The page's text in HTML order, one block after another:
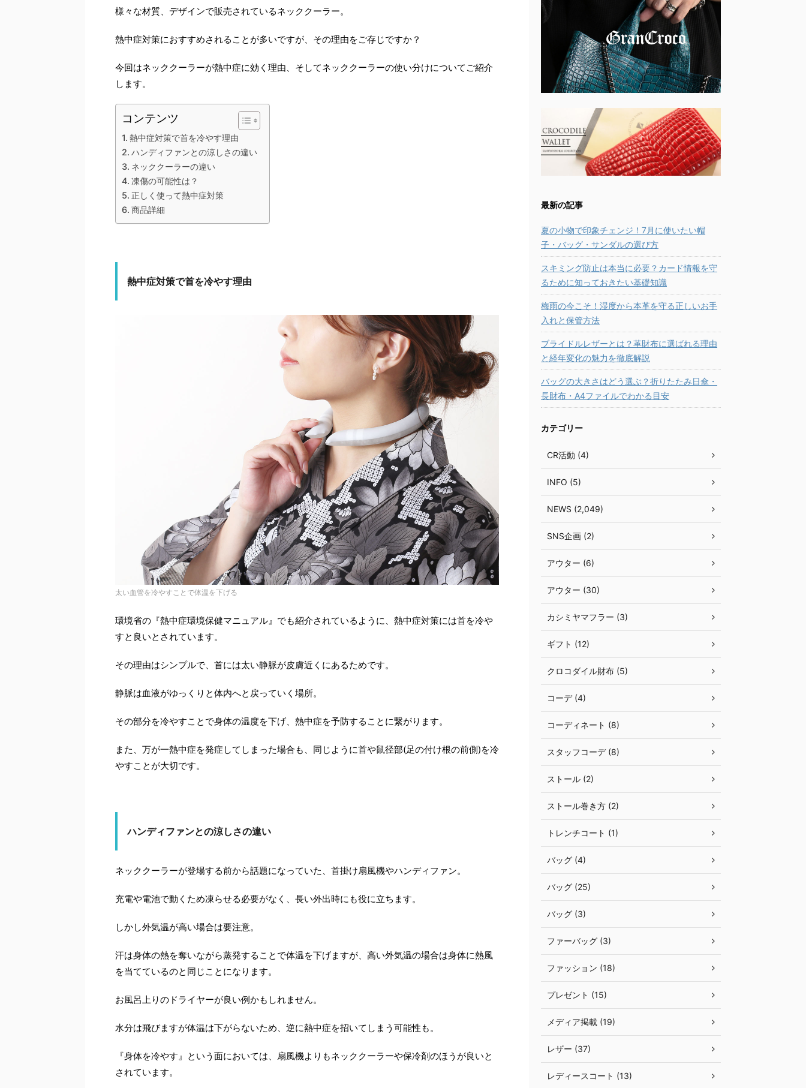
様々な材質、デザインで販売されているネッククーラー。
熱中症対策におすすめされることが多いですが、その理由をご存じですか？
今回はネッククーラーが熱中症に効く理由、そしてネッククーラーの使い分けについてご紹介
します。
コンテンツ
熱中症対策で首を冷やす理由
ハンディファンとの涼しさの違い
ネッククーラーの違い
凍傷の可能性は？
正しく使って熱中症対策
商品詳細
熱中症対策で首を冷やす理由
太い血管を冷やすことで体温を下げる
環境省の『熱中症環境保健マニュアル』でも紹介されているように、熱中症対策には首を冷や
すと良いとされています。
その理由はシンプルで、首には太い静脈が皮膚近くにあるためです。
静脈は血液がゆっくりと体内へと戻っていく場所。
その部分を冷やすことで身体の温度を下げ、熱中症を予防することに繋がります。
また、万が一熱中症を発症してしまった場合も、同じように首や鼠径部(足の付け根の前側)を冷
やすことが大切です。
ハンディファンとの涼しさの違い
ネッククーラーが登場する前から話題になっていた、首掛け扇風機やハンディファン。
充電や電池で動くため凍らせる必要がなく、長い外出時にも役に立ちます。
しかし外気温が高い場合は要注意。
汗は身体の熱を奪いながら蒸発することで体温を下げますが、高い外気温の場合は身体に熱風
を当てているのと同じことになります。
お風呂上りのドライヤーが良い例かもしれません。
水分は飛びますが体温は下がらないため、逆に熱中症を招いてしまう可能性も。
『身体を冷やす』という面においては、扇風機よりもネッククーラーや保冷剤のほうが良いと
されています。
最新の記事
夏の小物で印象チェンジ！7月に使いたい帽
子・バッグ・サンダルの選び方
スキミング防止は本当に必要？カード情報を守
るために知っておきたい基礎知識
梅雨の今こそ！湿度から本革を守る正しいお手
入れと保管方法
ブライドルレザーとは？革財布に選ばれる理由
と経年変化の魅力を徹底解説
バッグの大きさはどう選ぶ？折りたたみ日傘・
長財布・A4ファイルでわかる目安
カテゴリー
CR活動 (4)
INFO (5)
NEWS (2,049)
SNS企画 (2)
アウター (6)
アウター (30)
カシミヤマフラー (3)
ギフト (12)
クロコダイル財布 (5)
コーデ (4)
コーディネート (8)
スタッフコーデ (8)
ストール (2)
ストール巻き方 (2)
トレンチコート (1)
バッグ (4)
バッグ (25)
バッグ (3)
ファーバッグ (3)
ファッション (18)
プレゼント (15)
メディア掲載 (19)
レザー (37)
レディースコート (13)